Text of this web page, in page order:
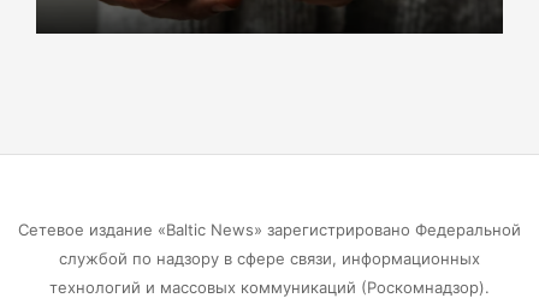
Маркса гибнут липы
подталкивает к депрессии
Калининград и Москва объединяются ради
Сетевое издание «Baltic News» зарегистрировано Федеральной
службой по надзору в сфере связи, информационных
технологий и массовых коммуникаций (Роскомнадзор).